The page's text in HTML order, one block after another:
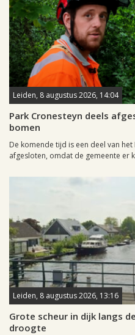
Leiden, 8 augustus 2026, 14:04
Park Cronesteyn deels
bomen
De komende tijd is een deel van
afgesloten, omdat de gemeente er
Leiden, 8 augustus 2026, 13:16
Grote scheur in dijk langs
droogte